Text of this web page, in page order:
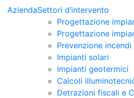
AziendaSettori d’intervento
Progettazione
Progettazione
Prevenzione incendi
Impianti solari
Impianti geotermici
Calcoli
Detrazioni fiscali e